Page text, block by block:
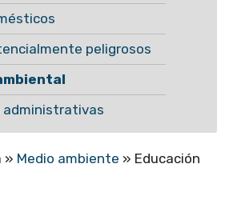
» Medio ambiente » Educación
peligrosos
administrativas